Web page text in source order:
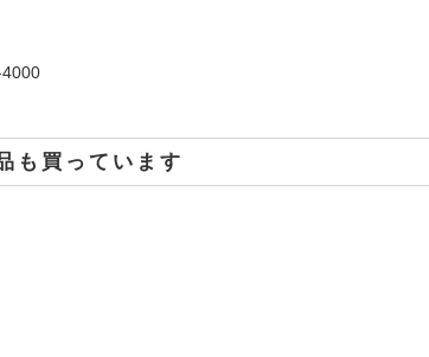
も買っています